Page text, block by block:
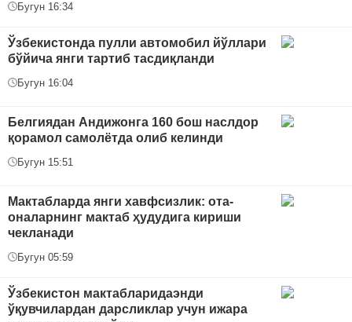
Бугун 16:34
Ўзбекистонда пулли автомобил йўллари
бўйича янги тартиб тасдиқланди
Бугун 16:04
Белгиядан Андижонга 160 бош наслдор
қорамол самолётда олиб келинди
Бугун 15:51
Мактабларда янги хавфсизлик: ота-
оналарнинг мактаб ҳудудига кириши
чекланади
Бугун 05:59
Ўзбекистон мактабларидаэнди
ўқувчилардан дарсликлар учун ижара